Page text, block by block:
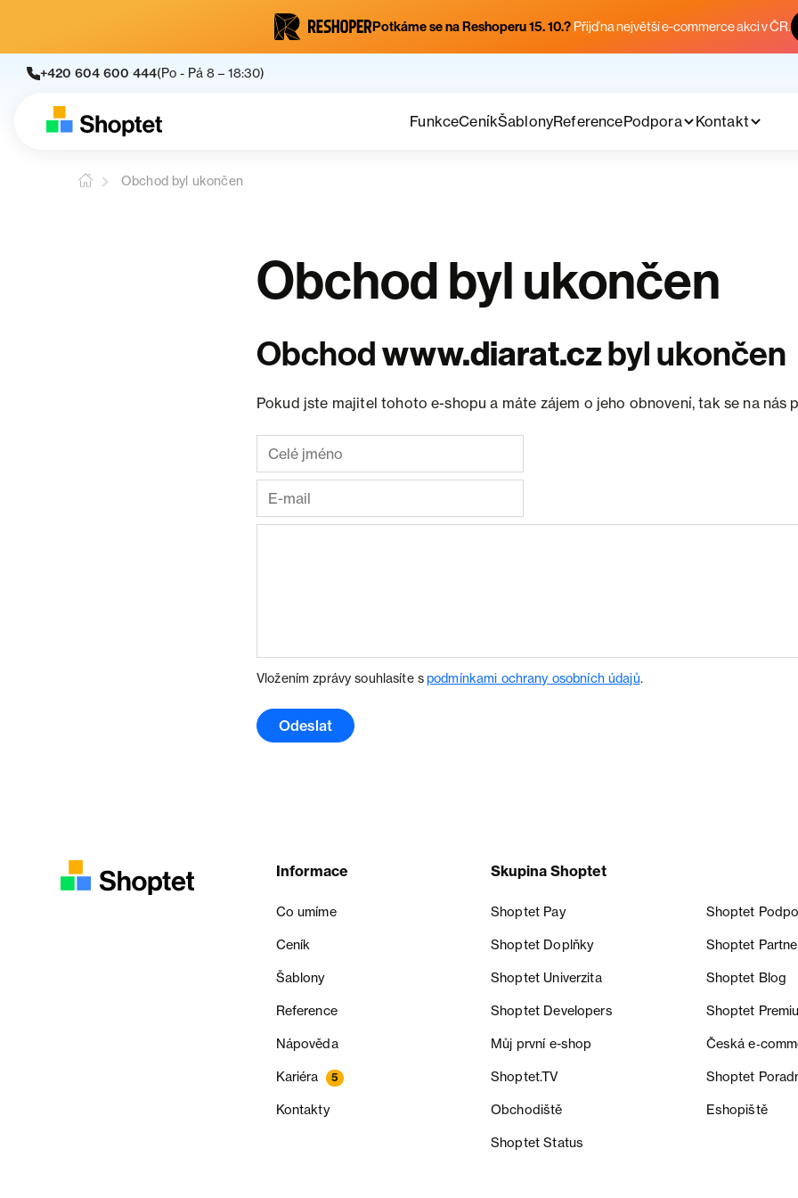
Potkáme se na Reshoperu 15. 10.? Přijď na největší e-commerce akci v ČR.
+420 604 600 444(Po - Pá 8 – 18:30)
FunkceCeníkŠablonyReferencePodpora Kontakt
Obchod byl ukončen
Obchod byl ukončen
Obchodwww.diarat.czbyl ukončen
Pokud jste majitel tohoto e-shopu a máte zájem o jeho obnovení, tak se na nás
Vložením zprávy souhlasíte spodmínkami ochrany osobních údajů.
Odeslat
Informace
Co umíme
Ceník
Šablony
Reference
Nápověda
Kariéra 5
Kontakty
Skupina Shoptet
Shoptet Pay Shoptet
Shoptet Doplňky Shoptet
Shoptet Univerzita Shoptet Blog
Shoptet Developers Shoptet
Můj první e-shop Česká
Shoptet.TV Shoptet
Obchodiště Eshopiště
Shoptet Status